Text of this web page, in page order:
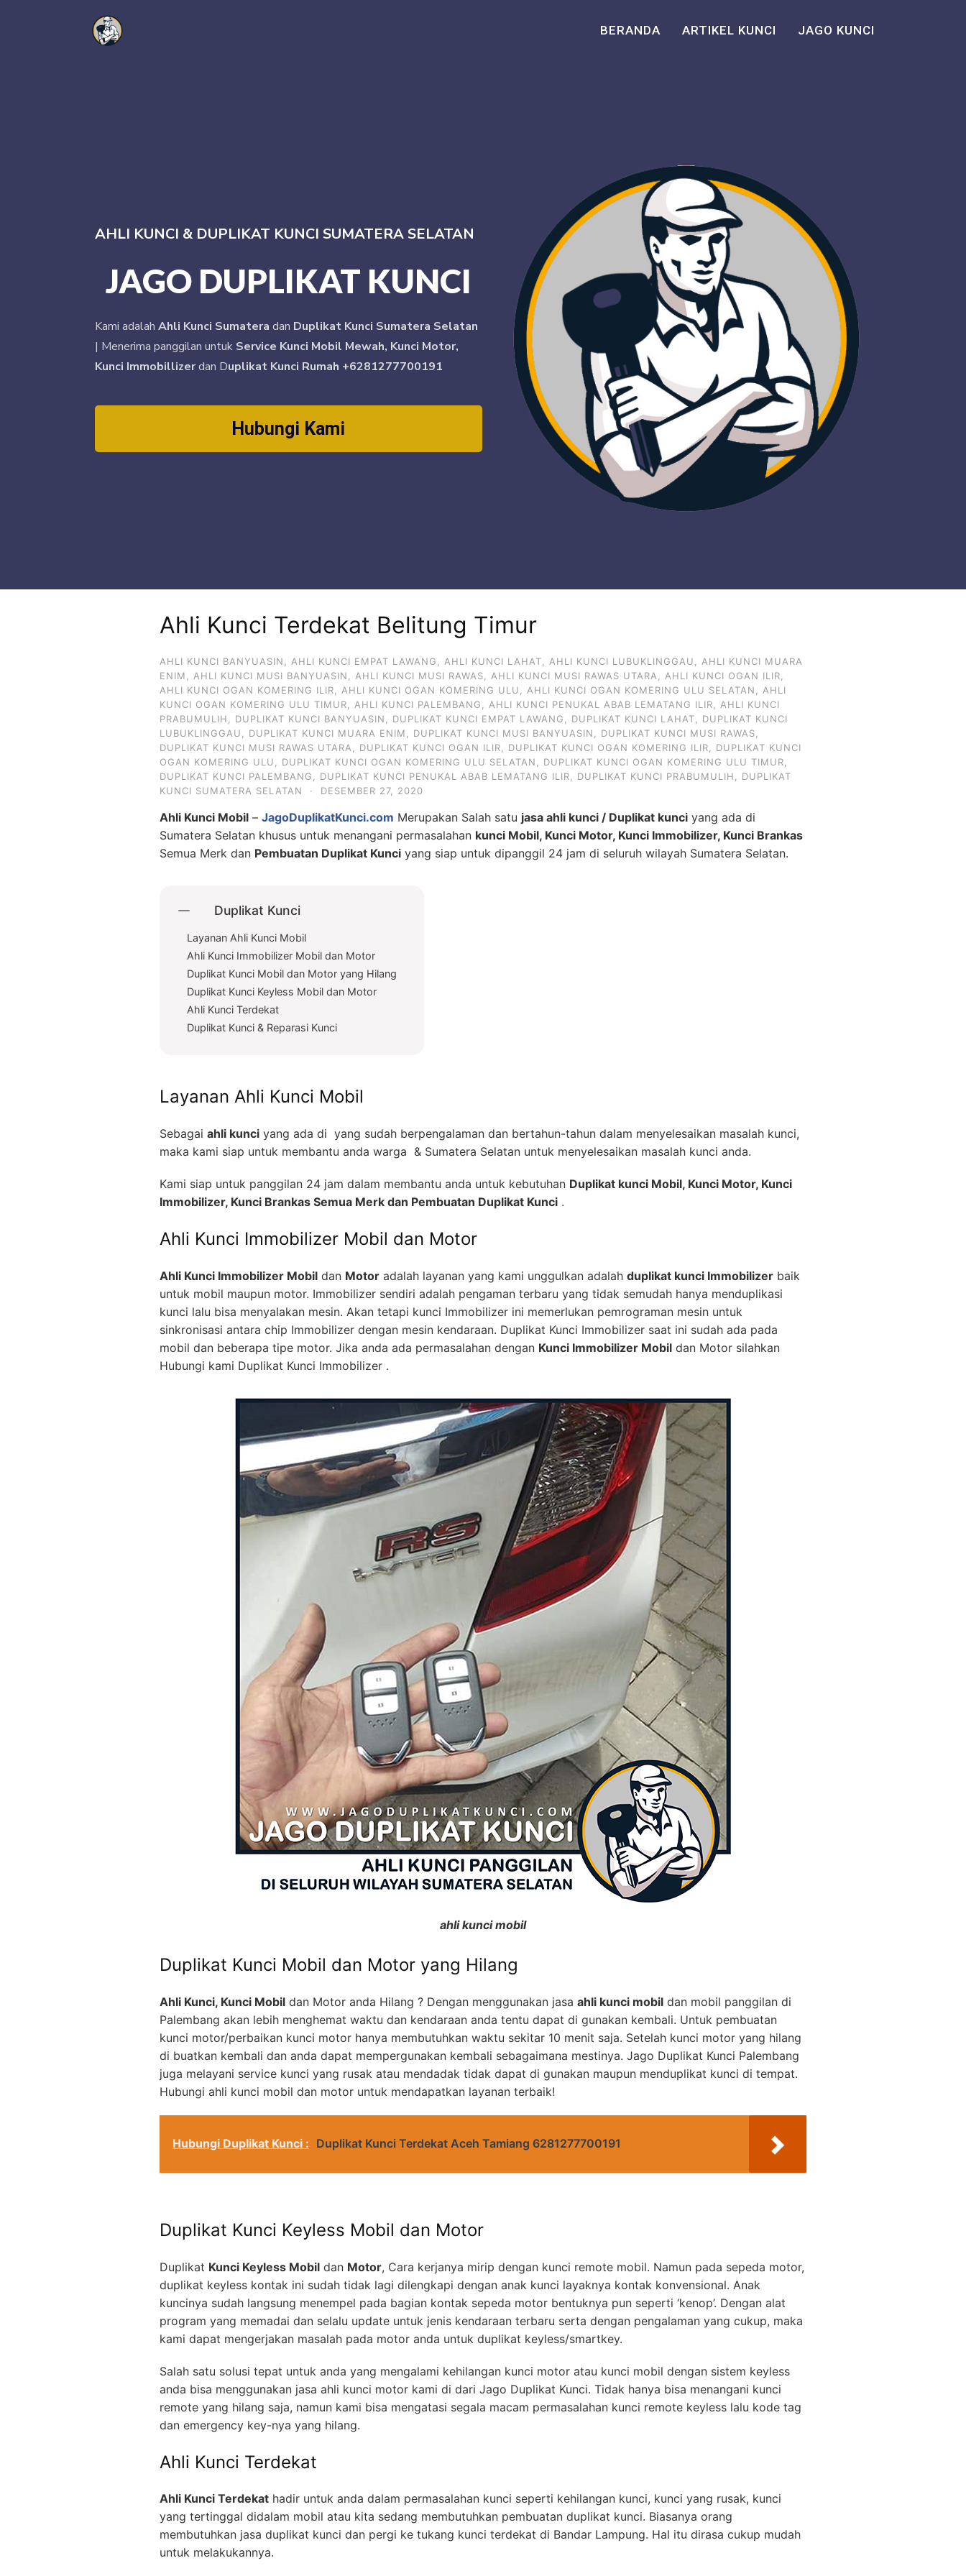
BERANDA ARTIKEL KUNCI JAGO KUNCI
AHLI KUNCI & DUPLIKAT KUNCI SUMATERA SELATAN
JAGO DUPLIKAT KUNCI
Kami adalah Ahli Kunci Sumatera dan Duplikat Kunci Sumatera Selatan
| Menerima panggilan untuk Service Kunci Mobil Mewah, Kunci Motor,
Kunci Immobillizerdan Duplikat Kunci Rumah +6281277700191
Hubungi Kami
Ahli Kunci Terdekat Belitung Timur
AHLI KUNCI BANYUASIN AHLI KUNCI EMPAT LAWANG AHLI KUNCI LAHAT AHLI KUNCI LUBUKLINGGAU
AHLI KUNCI MUARA
ENIM
AHLI KUNCI MUSI BANYUASIN AHLI KUNCI MUSI RAWAS AHLI KUNCI MUSI RAWAS UTARA AHLI KUNCI OGAN ILIR
AHLI KUNCI OGAN KOMERING ILIR
AHLI KUNCI OGAN KOMERING ULU AHLI KUNCI OGAN KOMERING ULU SELATAN
AHLI
KUNCI OGAN KOMERING ULU TIMUR
AHLI KUNCI PALEMBANG AHLI KUNCI PENUKAL ABAB LEMATANG ILIR
AHLI KUNCI
PRABUMULIH
DUPLIKAT KUNCI BANYUASIN DUPLIKAT KUNCI EMPAT LAWANG DUPLIKAT KUNCI LAHAT
DUPLIKAT KUNCI
LUBUKLINGGAU
DUPLIKAT KUNCI MUARA ENIM DUPLIKAT KUNCI MUSI BANYUASIN DUPLIKAT KUNCI MUSI RAWAS
DUPLIKAT KUNCI MUSI RAWAS UTARA
DUPLIKAT KUNCI OGAN ILIR DUPLIKAT KUNCI OGAN KOMERING ILIR
DUPLIKAT KUNCI
OGAN KOMERING ULU
DUPLIKAT KUNCI OGAN KOMERING ULU SELATAN DUPLIKAT KUNCI OGAN KOMERING ULU TIMUR
DUPLIKAT KUNCI PALEMBANG
DUPLIKAT KUNCI PENUKAL ABAB LEMATANG ILIR DUPLIKAT KUNCI PRABUMULIH
DUPLIKAT
KUNCI SUMATERA SELATAN
· DESEMBER 27, 2020
Ahli Kunci Mobil – JagoDuplikatKunci.com Merupakan Salah satu jasa ahli kunci / Duplikat kunci yang ada di
Sumatera Selatan khusus untuk menangani permasalahan kunci Mobil, Kunci Motor, Kunci Immobilizer, Kunci Brankas
Semua Merk dan Pembuatan Duplikat Kunci yang siap untuk dipanggil 24 jam di seluruh wilayah Sumatera Selatan.
Duplikat Kunci
Layanan Ahli Kunci Mobil
Ahli Kunci Immobilizer Mobil dan Motor
Duplikat Kunci Mobil dan Motor yang Hilang
Duplikat Kunci Keyless Mobil dan Motor
Ahli Kunci Terdekat
Duplikat Kunci & Reparasi Kunci
Layanan Ahli Kunci Mobil
Sebagai ahli kunci yang ada di yang sudah berpengalaman dan bertahun-tahun dalam menyelesaikan masalah kunci,
maka kami siap untuk membantu anda warga & Sumatera Selatan untuk menyelesaikan masalah kunci anda.
Kami siap untuk panggilan 24 jam dalam membantu anda untuk kebutuhan Duplikat kunci Mobil, Kunci Motor, Kunci
Immobilizer, Kunci Brankas Semua Merk dan Pembuatan Duplikat Kunci .
Ahli Kunci Immobilizer Mobil dan Motor
Ahli Kunci Immobilizer Mobil dan Motor adalah layanan yang kami unggulkan adalah duplikat kunci Immobilizer baik
untuk mobil maupun motor. Immobilizer sendiri adalah pengaman terbaru yang tidak semudah hanya menduplikasi
kunci lalu bisa menyalakan mesin. Akan tetapi kunci Immobilizer ini memerlukan pemrograman mesin untuk
sinkronisasi antara chip Immobilizer dengan mesin kendaraan. Duplikat Kunci Immobilizer saat ini sudah ada pada
mobil dan beberapa tipe motor. Jika anda ada permasalahan dengan Kunci Immobilizer Mobil dan Motor silahkan
Hubungi kami Duplikat Kunci Immobilizer .
ahli kunci mobil
Duplikat Kunci Mobil dan Motor yang Hilang
Ahli Kunci, Kunci Mobil dan Motor anda Hilang ? Dengan menggunakan jasa ahli kunci mobil dan mobil panggilan di
Palembang akan lebih menghemat waktu dan kendaraan anda tentu dapat di gunakan kembali. Untuk pembuatan
kunci motor/perbaikan kunci motor hanya membutuhkan waktu sekitar 10 menit saja. Setelah kunci motor yang hilang
di buatkan kembali dan anda dapat mempergunakan kembali sebagaimana mestinya. Jago Duplikat Kunci Palembang
juga melayani service kunci yang rusak atau mendadak tidak dapat di gunakan maupun menduplikat kunci di tempat.
Hubungi ahli kunci mobil dan motor untuk mendapatkan layanan terbaik!
Hubungi Duplikat Kunci : Duplikat Kunci Terdekat Aceh Tamiang 6281277700191
Duplikat Kunci Keyless Mobil dan Motor
Duplikat Kunci Keyless Mobil dan Motor, Cara kerjanya mirip dengan kunci remote mobil. Namun pada sepeda motor,
duplikat keyless kontak ini sudah tidak lagi dilengkapi dengan anak kunci layaknya kontak konvensional. Anak
kuncinya sudah langsung menempel pada bagian kontak sepeda motor bentuknya pun seperti ‘kenop’. Dengan alat
program yang memadai dan selalu update untuk jenis kendaraan terbaru serta dengan pengalaman yang cukup, maka
kami dapat mengerjakan masalah pada motor anda untuk duplikat keyless/smartkey.
Salah satu solusi tepat untuk anda yang mengalami kehilangan kunci motor atau kunci mobil dengan sistem keyless
anda bisa menggunakan jasa ahli kunci motor kami di dari Jago Duplikat Kunci. Tidak hanya bisa menangani kunci
remote yang hilang saja, namun kami bisa mengatasi segala macam permasalahan kunci remote keyless lalu kode tag
dan emergency key-nya yang hilang.
Ahli Kunci Terdekat
Ahli Kunci Terdekat hadir untuk anda dalam permasalahan kunci seperti kehilangan kunci, kunci yang rusak, kunci
yang tertinggal didalam mobil atau kita sedang membutuhkan pembuatan duplikat kunci. Biasanya orang
membutuhkan jasa duplikat kunci dan pergi ke tukang kunci terdekat di Bandar Lampung. Hal itu dirasa cukup mudah
untuk melakukannya.